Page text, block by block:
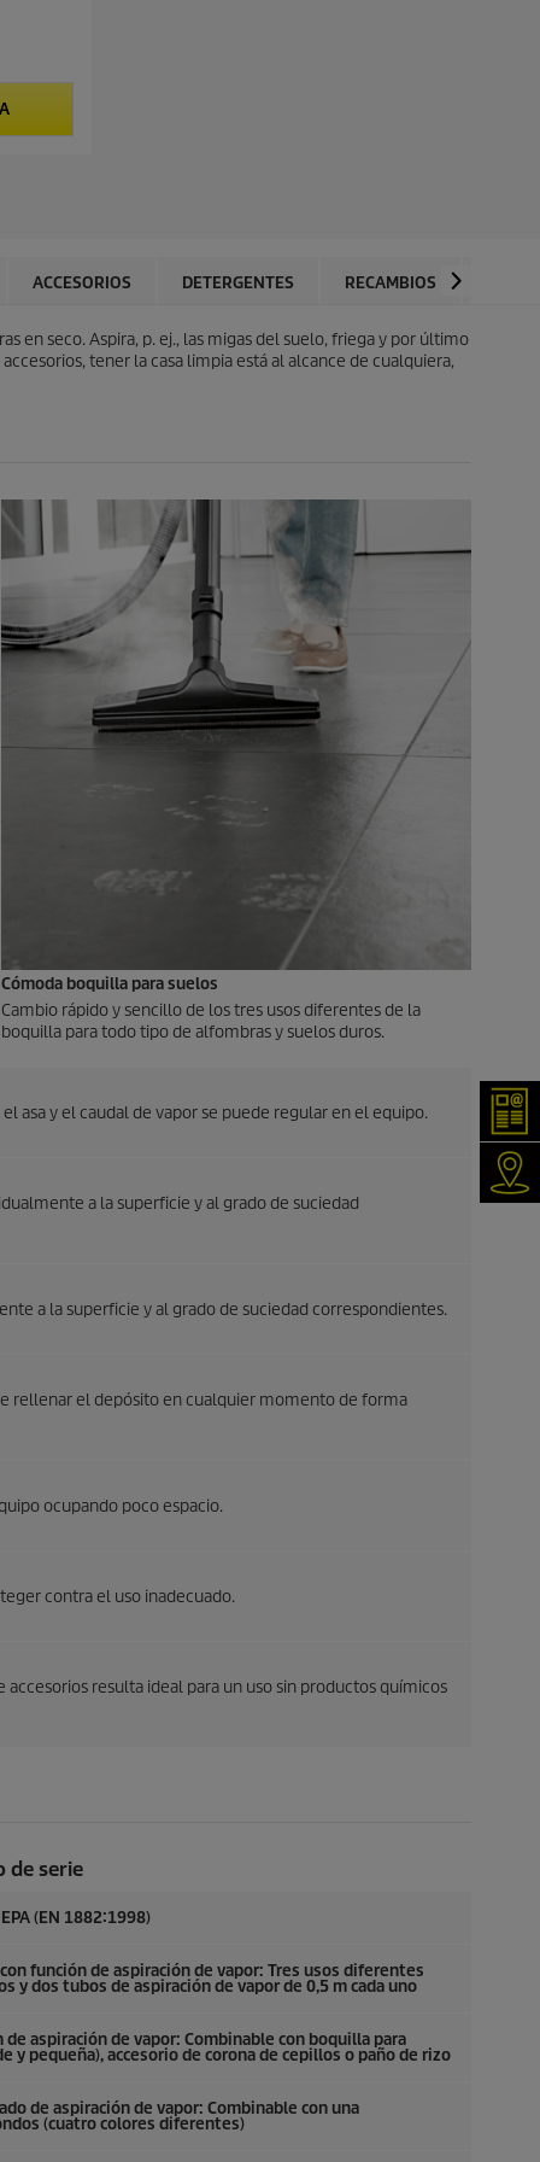
ACCESORIOS DETERGENTES RECAMBIOS
en seco. Aspira, p. ej., las migas del suelo, friega y por último
tener la casa limpia está al alcance de cualquiera,
Cómoda boquilla para suelos
Cambio rápido y sencillo de los tres usos diferentes de la
boquilla para todo tipo de alfombras y suelos duros.
asa y el caudal de vapor se puede regular en el equipo.
a la superficie y al grado de suciedad
a la superficie y al grado de suciedad correspondientes.
rellenar el depósito en cualquier momento de forma
ocupando poco espacio.
contra el uso inadecuado.
resulta ideal para un uso sin productos químicos
de serie
(EN 1882:1998)
función de aspiración de vapor: Tres usos diferentes
y dos tubos de aspiración de vapor de 0,5 m cada uno
aspiración de vapor: Combinable con boquilla para
y pequeña), accesorio de corona de cepillos o paño de rizo
de aspiración de vapor: Combinable con una
(cuatro colores diferentes)